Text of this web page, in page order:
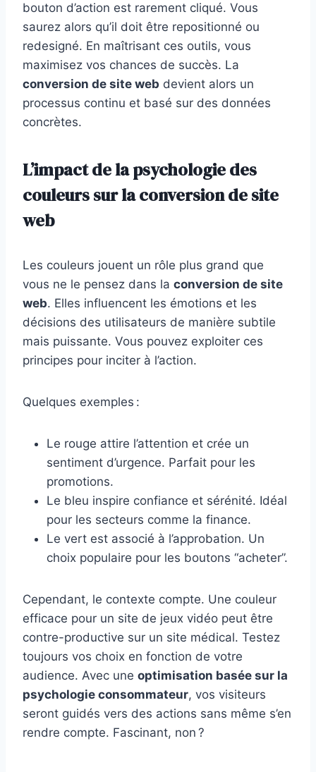
bouton d’action est rarement cliqué. Vous
saurez alors qu’il doit être repositionné ou
redesigné. En maîtrisant ces outils, vous
maximisez vos chances de succès. La
conversion de site web devient alors un
processus continu et basé sur des données
concrètes.
L’impact de la psychologie des
couleurs sur la conversion de site
web
Les couleurs jouent un rôle plus grand que
vous ne le pensez dans la conversion de site
web. Elles influencent les émotions et les
décisions des utilisateurs de manière subtile
mais puissante. Vous pouvez exploiter ces
principes pour inciter à l’action.
Quelques exemples :
Le rouge attire l’attention et crée un
sentiment d’urgence. Parfait pour les
promotions.
Le bleu inspire confiance et sérénité. Idéal
pour les secteurs comme la finance.
Le vert est associé à l’approbation. Un
choix populaire pour les boutons “acheter”.
Cependant, le contexte compte. Une couleur
efficace pour un site de jeux vidéo peut être
contre-productive sur un site médical. Testez
toujours vos choix en fonction de votre
audience. Avec une optimisation basée sur la
psychologie consommateur, vos visiteurs
seront guidés vers des actions sans même s’en
rendre compte. Fascinant, non ?